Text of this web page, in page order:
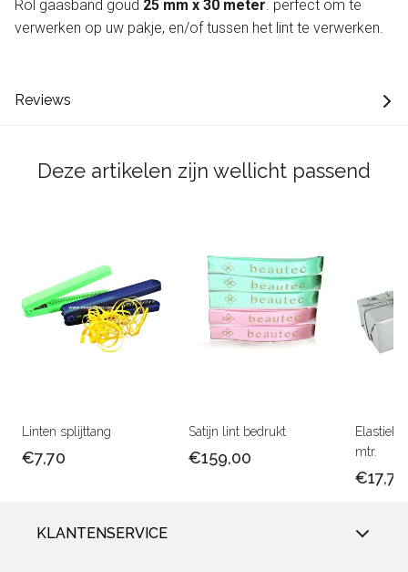
Rol gaasband goud 25 mm x 30 meter. perfect om te
verwerken op uw pakje, en/of tussen het lint te verwerken.
Reviews
Deze artikelen zijn wellicht passend
Linten splijttang
€7,70
Satijn lint bedrukt
€159,00
Elastiek
mtr.
€17,75
KLANTENSERVICE